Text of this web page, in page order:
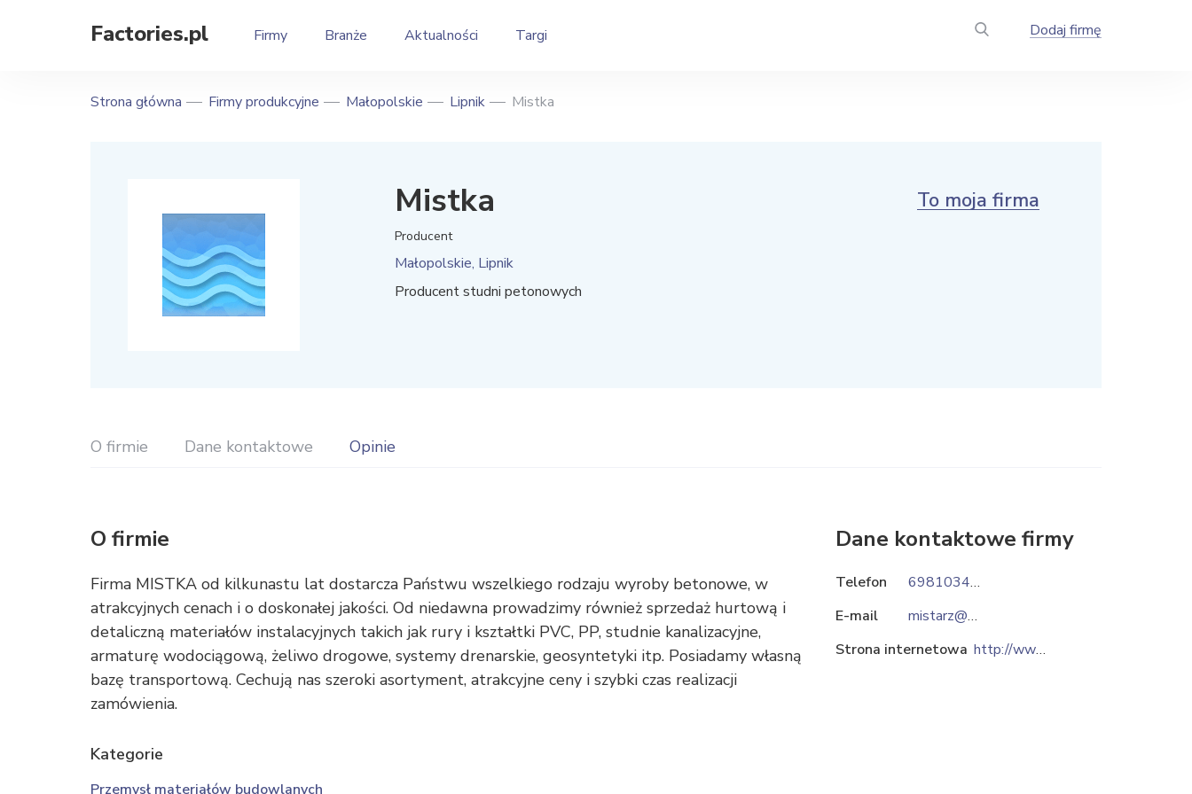
Factories.pl Firmy Branże Aktualności Targi Dodaj firmę
Strona główna Firmy produkcyjne Małopolskie Lipnik Mistka
Mistka
Producent
Małopolskie, Lipnik
Producent studni petonowych
To moja firma
O firmie Dane kontaktowe Opinie
O firmie
Firma MISTKA od kilkunastu lat dostarcza Państwu wszelkiego rodzaju wyroby betonowe, w
atrakcyjnych cenach i o doskonałej jakości. Od niedawna prowadzimy również sprzedaż hurtową i
detaliczną materiałów instalacyjnych takich jak rury i kształtki PVC, PP, studnie kanalizacyjne,
armaturę wodociągową, żeliwo drogowe, systemy drenarskie, geosyntetyki itp. Posiadamy własną
bazę transportową. Cechują nas szeroki asortyment, atrakcyjne ceny i szybki czas realizacji
zamówienia.
Kategorie
Przemysł materiałów budowlanych
Dane kontaktowe firmy
Telefon
698103430
E-mail
mistarz@op.pl
Strona internetowa
http://www.mistka.pl